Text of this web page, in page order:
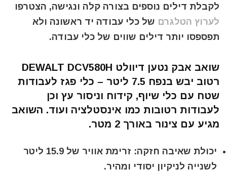
לקבלת דילים נוספים בצורה קלה ונגישה, הצטרפו
לערוץ הטלגרם של כלי עבודה יד ראשונה ולא
תפספסו יותר דילים שווים של כלי עבודה.
שואב אבק נטען דיוולט DEWALT DCV580H
רטוב יבש בנפח 7.5 ליטר – כלי פגז לעבודות
שטח עם כלי שיוף, קידוח וניסור עץ וכן
לעבודות רטובות כמו אינסטלציה ועוד. השואב
מגיע עם צינור באורך 2 מטר.
יכולת שאיבה חזקה: זרימת אוויר של 15.9 ליטר
לשנייה לניקיון יסודי ומהיר.